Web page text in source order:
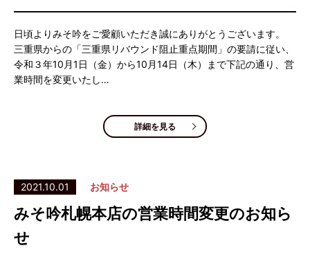
日頃よりみそ吟をご愛顧いただき誠にありがとうございます。
三重県からの「三重県リバウンド阻止重点期間」の要請に従い、
令和３年10月1日（金）から10月14日（木）まで下記の通り、営
業時間を変更いたし…
詳細を見る
2021.10.01 お知らせ
みそ吟札幌本店の営業時間変更のお知ら
せ